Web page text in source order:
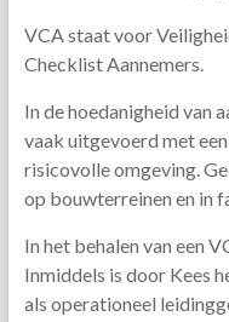
VCA staat voor
Checklist Aannemers.
In de hoedanigheid van
vaak uitgevoerd met
risicovolle omgeving.
op bouwterreinen en in
In het behalen van een
Inmiddels is door Kees
als operationeel